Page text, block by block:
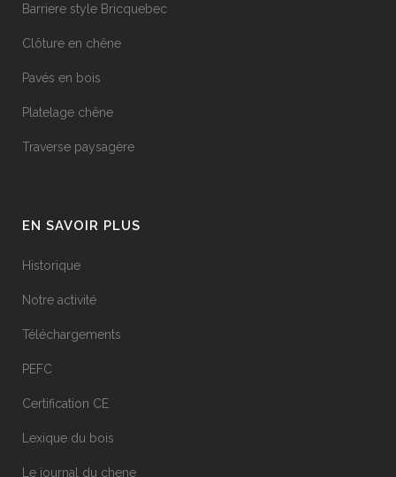
Barriere style Bricquebec
Clôture en chêne
Pavés en bois
Platelage chêne
Traverse paysagère
EN SAVOIR PLUS
Historique
Notre activité
Téléchargements
PEFC
Certification CE
Lexique du bois
Le journal du chene